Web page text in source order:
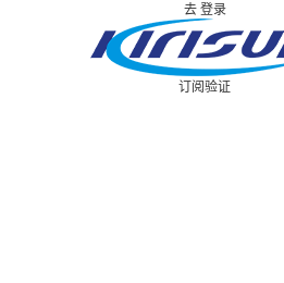
去 登录
订阅验证